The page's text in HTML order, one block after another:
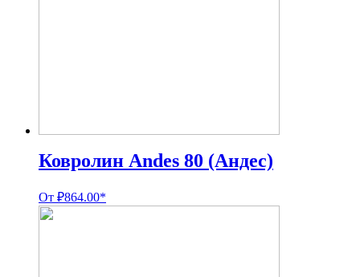
Ковролин Andes 80 (Андес)
От ₽864.00*